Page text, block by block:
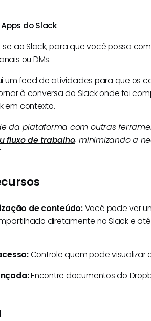
do Slack
ao Slack, para que você possa
ou DMs.
um feed de atividades para que os
à conversa do Slack onde foi
em contexto.
da plataforma com outras
fluxo de trabalho, minimizando a
de conteúdo:Você pode ver
diretamente no Slack e
Controle quem pode visualizar
Encontre documentos do